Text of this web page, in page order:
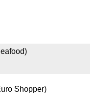
Shopper)